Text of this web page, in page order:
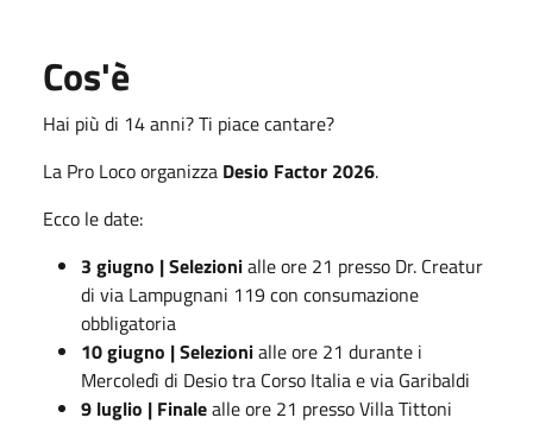
Cos'è
Hai più di 14 anni? Ti piace cantare?
La Pro Loco organizza Desio Factor 2026.
Ecco le date:
3 giugno | Selezionialle ore 21 presso Dr. Creatur
di via Lampugnani 119 con consumazione
obbligatoria
10 giugno | Selezionialle ore 21 durante i
Mercoledì di Desio tra Corso Italia e via Garibaldi
9 luglio | Finalealle ore 21 presso Villa Tittoni